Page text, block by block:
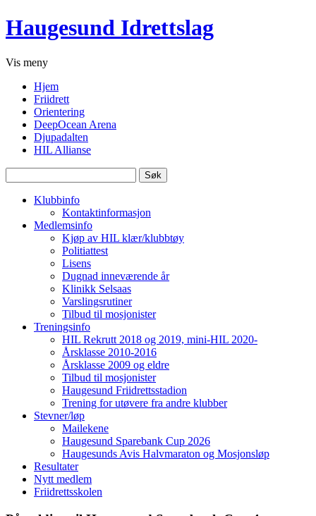
Haugesund Idrettslag
Vis meny
Hjem
Friidrett
Orientering
DeepOcean Arena
Djupadalten
HIL Allianse
etter:
Klubbinfo
Kontaktinformasjon
Medlemsinfo
Kjøp av HIL klær/klubbtøy
Politiattest
Lisens
Dugnad inneværende år
Klinikk Selsaas
Varslingsrutiner
Tilbud til mosjonister
Treningsinfo
HIL Rekrutt 2018 og 2019, mini-HIL 2020-
Årsklasse 2010-2016
Årsklasse 2009 og eldre
Tilbud til mosjonister
Haugesund Friidrettsstadion
Trening for utøvere fra andre klubber
Stevner/løp
Mailekene
Haugesund Sparebank Cup 2026
Haugesunds Avis Halvmaraton og Mosjonsløp
Resultater
Nytt medlem
Friidrettsskolen